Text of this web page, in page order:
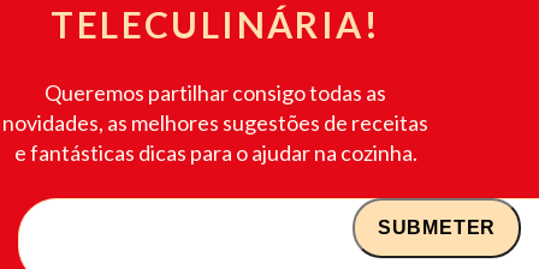
TELECULINÁRIA!
Queremos partilhar consigo todas as
novidades, as melhores sugestões de receitas
e fantásticas dicas para o ajudar na cozinha.